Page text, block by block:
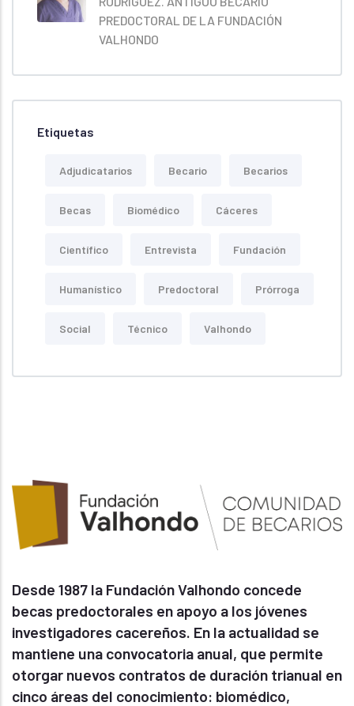
PREDOCTORAL DE LA FUNDACIÓN
VALHONDO
Etiquetas
Adjudicatarios Becario Becarios
Becas Biomédico Cáceres
Científico Entrevista Fundación
Humanístico Predoctoral Prórroga
Social Técnico Valhondo
Desde 1987 la Fundación Valhondo concede
becas predoctorales en apoyo a los jóvenes
investigadores cacereños. En la actualidad se
mantiene una convocatoria anual, que permite
otorgar nuevos contratos de duración trianual en
cinco áreas del conocimiento: biomédico,